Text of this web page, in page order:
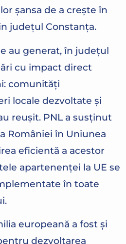
șansa de a crește în
județul Constanța.
au generat, în județul
cu impact direct
comunități
locale dezvoltate și
reușit. PNL a susținut
României în Uniunea
eficientă a acestor
apartenenței la UE se
în toate
europeană a fost și
dezvoltarea